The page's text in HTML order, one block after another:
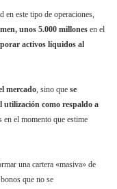
en este tipo de operaciones,
unos 5.000 millones en el
activos líquidos al
mercado, sino que se
utilización como respaldo a
en el momento que estime
una cartera «masiva» de
que no se